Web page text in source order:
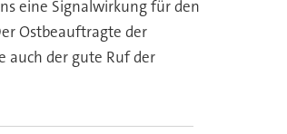
eine Signalwirkung für den
Ostbeauftragte der
auch der gute Ruf der